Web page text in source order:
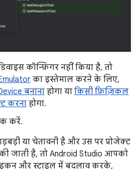
कॉन्फ़िगर नहीं किया है, तो
का इस्तेमाल करने के लिए,
बनाना होगा या किसी फ़िज़िकल
करना होगा.
करें.
या चेतावनी है और उस पर प्रोजेक्ट
जाती है, तो Android Studio आपको
और स्टाइल में बदलाव करके,